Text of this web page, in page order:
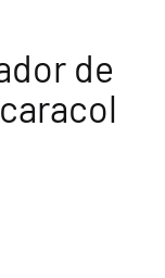
de